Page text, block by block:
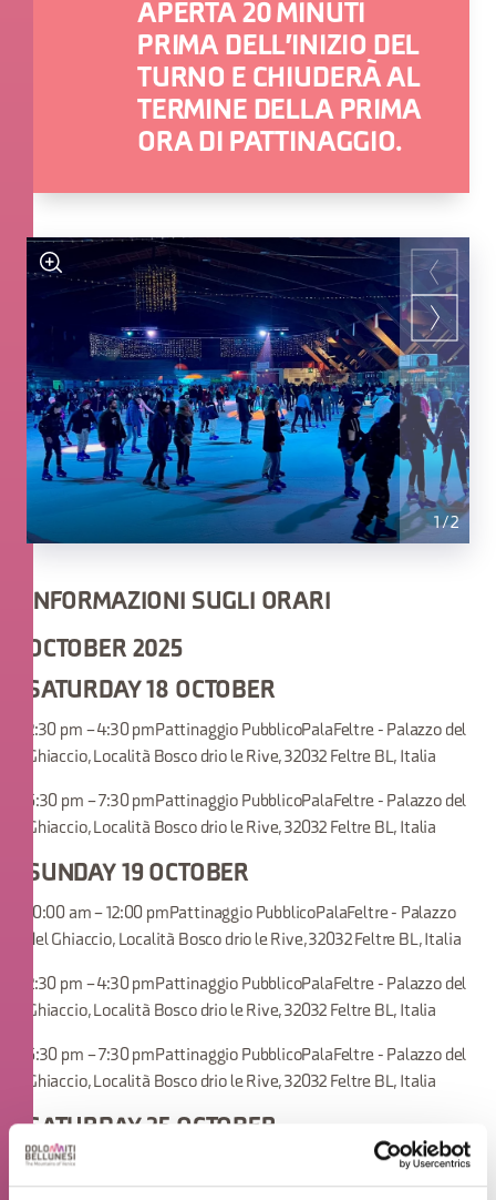
APERTA 20 MINUTI
PRIMA DELL'INIZIO DEL
TURNO E CHIUDERÀ AL
TERMINE DELLA PRIMA
ORA DI PATTINAGGIO.
1/2
INFORMAZIONI SUGLI ORARI
OCTOBER 2025
SATURDAY 18 OCTOBER
2:30 pm – 4:30 pmPattinaggio PubblicoPalaFeltre - Palazzo del
Ghiaccio, Località Bosco drio le Rive, 32032 Feltre BL, Italia
5:30 pm – 7:30 pmPattinaggio PubblicoPalaFeltre - Palazzo del
Ghiaccio, Località Bosco drio le Rive, 32032 Feltre BL, Italia
SUNDAY 19 OCTOBER
10:00 am – 12:00 pmPattinaggio PubblicoPalaFeltre - Palazzo
del Ghiaccio, Località Bosco drio le Rive, 32032 Feltre BL, Italia
2:30 pm – 4:30 pmPattinaggio PubblicoPalaFeltre - Palazzo del
Ghiaccio, Località Bosco drio le Rive, 32032 Feltre BL, Italia
5:30 pm – 7:30 pmPattinaggio PubblicoPalaFeltre - Palazzo del
Ghiaccio, Località Bosco drio le Rive, 32032 Feltre BL, Italia
SATURDAY 25 OCTOBER
2:30 pm – 4:30 pmPattinaggio PubblicoPalaFeltre -